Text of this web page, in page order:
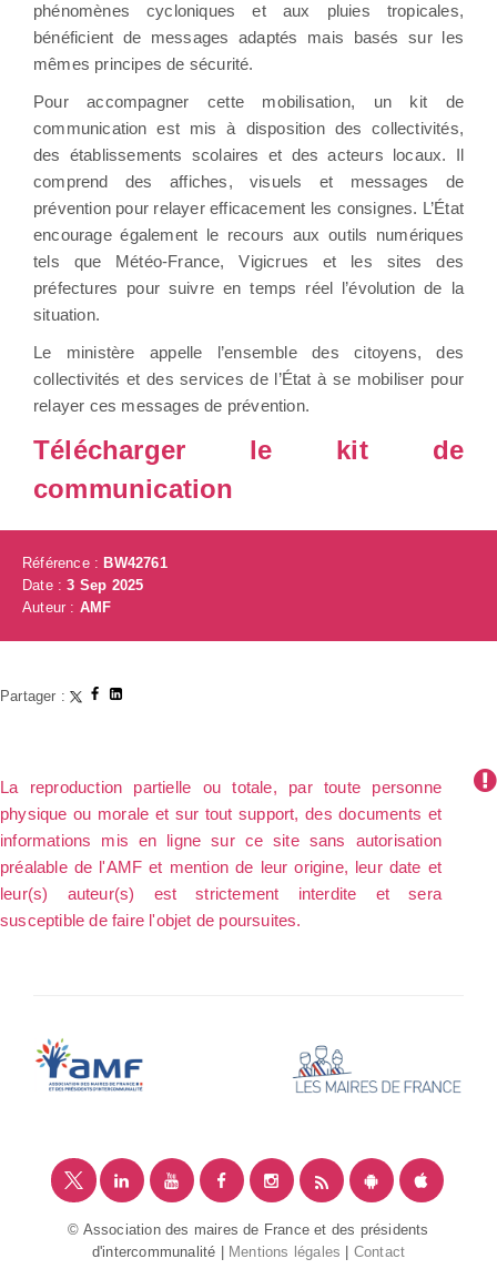
phénomènes cycloniques et aux pluies tropicales,
bénéficient de messages adaptés mais basés sur les
mêmes principes de sécurité.
Pour accompagner cette mobilisation, un kit de
communication est mis à disposition des collectivités,
des établissements scolaires et des acteurs locaux. Il
comprend des affiches, visuels et messages de
prévention pour relayer efficacement les consignes. L’État
encourage également le recours aux outils numériques
tels que Météo-France, Vigicrues et les sites des
préfectures pour suivre en temps réel l’évolution de la
situation.
Le ministère appelle l’ensemble des citoyens, des
collectivités et des services de l’État à se mobiliser pour
relayer ces messages de prévention.
Télécharger le kit de
communication
Référence : BW42761
Date :3 Sep 2025
Auteur : AMF
Partager :
La reproduction partielle ou totale, par toute personne
physique ou morale et sur tout support, des documents et
informations mis en ligne sur ce site sans autorisation
préalable de l'AMF et mention de leur origine, leur date et
leur(s) auteur(s) est strictement interdite et sera
susceptible de faire l'objet de poursuites.
© Association des maires de France et des présidents
d'intercommunalité |
Mentions légales Contact